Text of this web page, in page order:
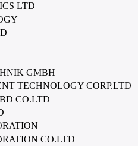
LTD
GMBH
TECHNOLOGY CORP.LTD
CO.LTD
CO.LTD